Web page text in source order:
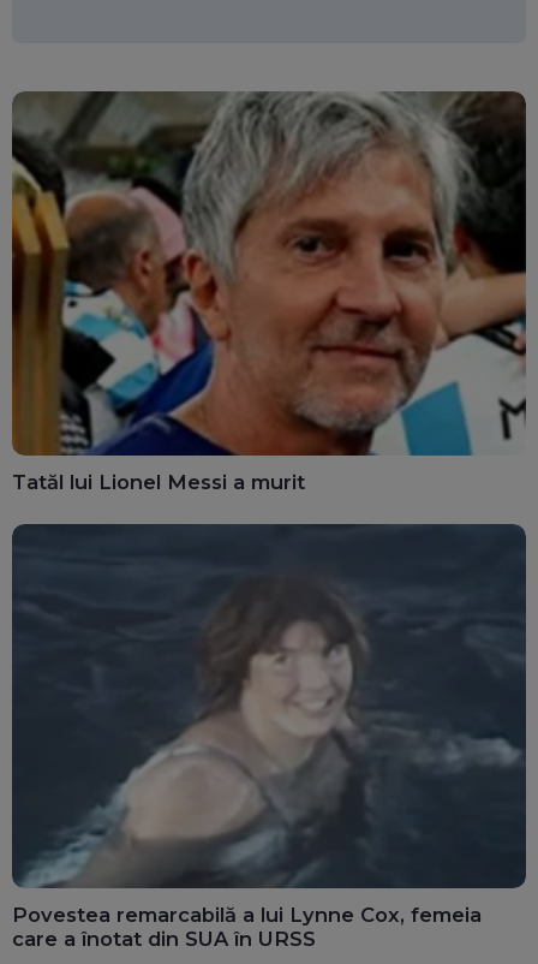
Tatăl lui Lionel Messi a murit
Povestea remarcabilă a lui Lynne Cox, femeia
care a înotat din SUA în URSS